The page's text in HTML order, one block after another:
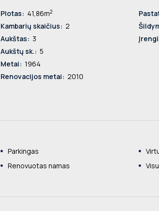
Plotas: 41,86m2
Kambarių skaičius: 2
Aukštas: 3
Aukštų sk.: 5
Metai: 1964
Renovacijos metai: 2010
Parkingas
Renovuotas namas